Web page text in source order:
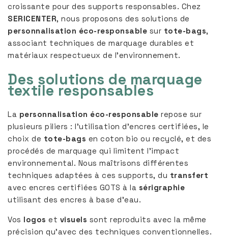
croissante pour des supports responsables. Chez
SERICENTER, nous proposons des solutions de
personnalisation éco-responsable sur tote-bags,
associant techniques de marquage durables et
matériaux respectueux de l’environnement.
Des solutions de marquage
textile responsables
La personnalisation éco-responsable repose sur
plusieurs piliers : l’utilisation d’encres certifiées, le
choix de tote-bags en coton bio ou recyclé, et des
procédés de marquage qui limitent l’impact
environnemental. Nous maîtrisons différentes
techniques adaptées à ces supports, du transfert
avec encres certifiées GOTS à la sérigraphie
utilisant des encres à base d’eau.
Vos logos et visuels sont reproduits avec la même
précision qu’avec des techniques conventionnelles.